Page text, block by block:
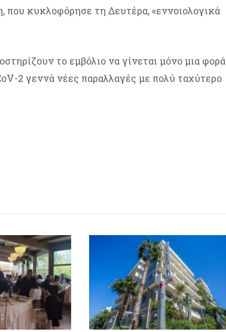
που κυκλοφόρησε τη Δευτέρα, «εννοιολογικά
το εμβόλιο να γίνεται μόνο μια φορά
2 γεννά νέες παραλλαγές με πολύ ταχύτερο